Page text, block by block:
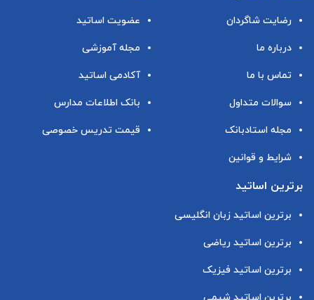
رضایت شاگردان
درباره ما
تماس با ما
سوالات متداول
مجله استادبانک
شرایط و قوانین
عضویت اساتید
مجله آموزشی
آکادمی اساتید
بانک اطلاعات مدارس
قیمت تدریس خصوصی
برترین اساتید
برترین اساتید زبان انگلیسی
برترین اساتید ریاضی
برترین اساتید فیزیک